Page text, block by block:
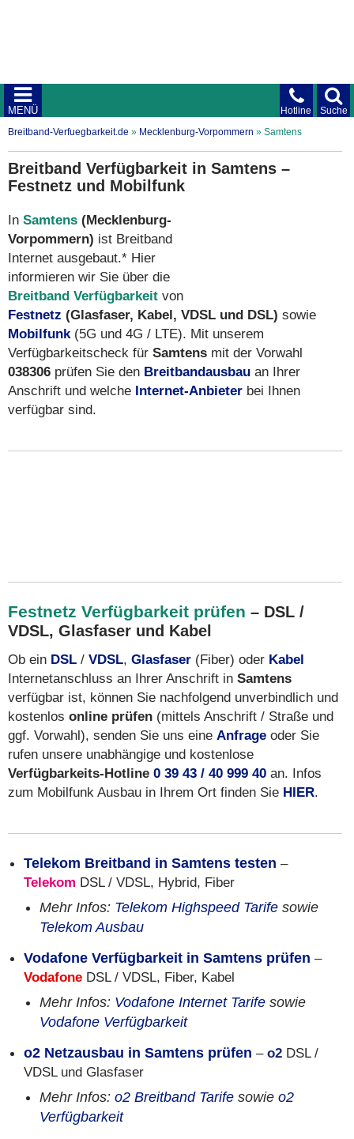
Suche
Hotline
MENÜ
Breitband-Verfuegbarkeit.de » Mecklenburg-Vorpommern » Samtens
Breitband Verfügbarkeit in Samtens –
Festnetz und Mobilfunk
In Samtens (Mecklenburg-
Vorpommern) ist Breitband
Internet ausgebaut.* Hier
informieren wir Sie über die
Breitband Verfügbarkeit von
Festnetz (Glasfaser, Kabel, VDSL und DSL) sowie
Mobilfunk(5G und 4G / LTE). Mit unserem
Verfügbarkeitscheck für Samtens mit der Vorwahl
038306 prüfen Sie den Breitbandausbau an Ihrer
Anschrift und welche Internet-Anbieter bei Ihnen
verfügbar sind.
Festnetz Verfügbarkeit prüfen – DSL /
VDSL, Glasfaser und Kabel
Ob ein DSL / VDSL, Glasfaser (Fiber) oder Kabel
Internetanschluss an Ihrer Anschrift in Samtens
verfügbar ist, können Sie nachfolgend unverbindlich und
kostenlos online prüfen (mittels Anschrift / Straße und
ggf. Vorwahl), senden Sie uns eine Anfrage oder Sie
rufen unsere unabhängige und kostenlose
Verfügbarkeits-Hotline 0 39 43 / 40 999 40 an. Infos
zum Mobilfunk Ausbau in Ihrem Ort finden Sie HIER.
Telekom Breitband in Samtens testen –
Telekom DSL / VDSL, Hybrid, Fiber
Mehr Infos: Telekom Highspeed Tarife sowie
Telekom Ausbau
Vodafone Verfügbarkeit in Samtens prüfen –
Vodafone DSL / VDSL, Fiber, Kabel
Mehr Infos: Vodafone Internet Tarife sowie
Vodafone Verfügbarkeit
o2 Netzausbau in Samtens prüfen – o2 DSL /
VDSL und Glasfaser
Mehr Infos: o2 Breitband Tarife sowie o2
Verfügbarkeit